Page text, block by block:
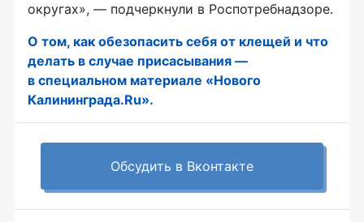
округах», — подчеркнули в Роспотребнадзоре.
О том, как обезопасить себя от клещей и что
делать в случае присасывания —
в специальном материале «Нового
Калининграда.Ru».
Обсудить в Вконтакте